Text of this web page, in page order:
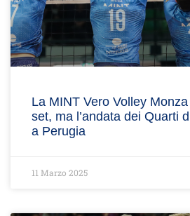
La MINT Vero Volley
set, ma l’andata dei Quarti
a Perugia
11 Marzo 2025